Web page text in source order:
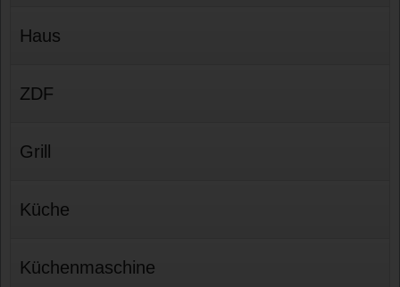
Haus
ZDF
Grill
Küche
Küchenmaschine